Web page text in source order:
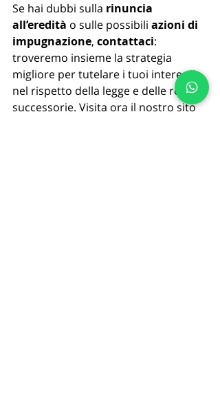
Se hai dubbi sulla rinuncia
all’eredità o sulle possibili azioni di
impugnazione, contattaci:
troveremo insieme la strategia
migliore per tutelare i tuoi interessi,
nel rispetto della legge e delle regole
successorie. Visita ora il nostro sito